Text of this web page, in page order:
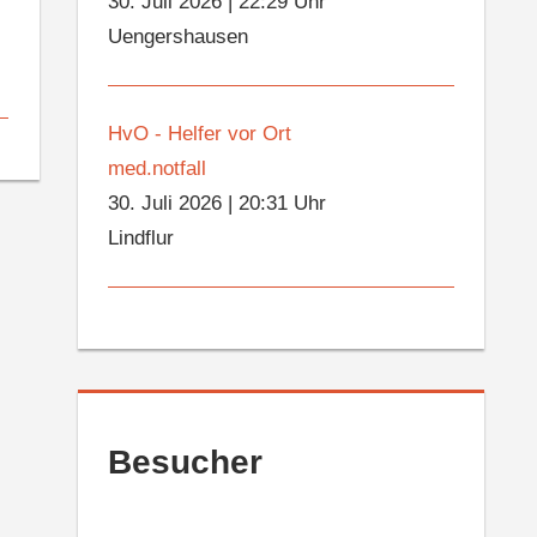
Uengershausen
HvO - Helfer vor Ort
med.notfall
30. Juli 2026 |20:31 Uhr
Lindflur
Besucher